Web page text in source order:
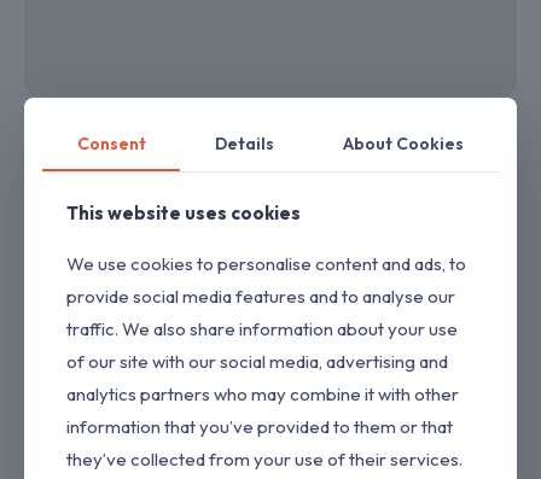
Consent Details About Cookies
This website uses cookies
We use cookies to personalise content and ads, to
provide social media features and to analyse our
traffic. We also share information about your use
of our site with our social media, advertising and
analytics partners who may combine it with other
information that you’ve provided to them or that
they’ve collected from your use of their services.